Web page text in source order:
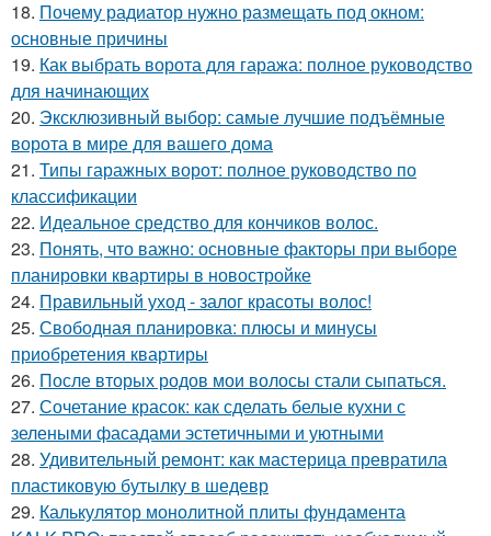
18. Почему радиатор нужно размещать под окном:
основные причины
19. Как выбрать ворота для гаража: полное руководство
для начинающих
20. Эксклюзивный выбор: самые лучшие подъёмные
ворота в мире для вашего дома
21. Типы гаражных ворот: полное руководство по
классификации
22. Идеальное средство для кончиков волос.
23. Понять, что важно: основные факторы при выборе
планировки квартиры в новостройке
24. Правильный уход - залог красоты волос!
25. Свободная планировка: плюсы и минусы
приобретения квартиры
26. После вторых родов мои волосы стали сыпаться.
27. Сочетание красок: как сделать белые кухни с
зелеными фасадами эстетичными и уютными
28. Удивительный ремонт: как мастерица превратила
пластиковую бутылку в шедевр
29. Калькулятор монолитной плиты фундамента